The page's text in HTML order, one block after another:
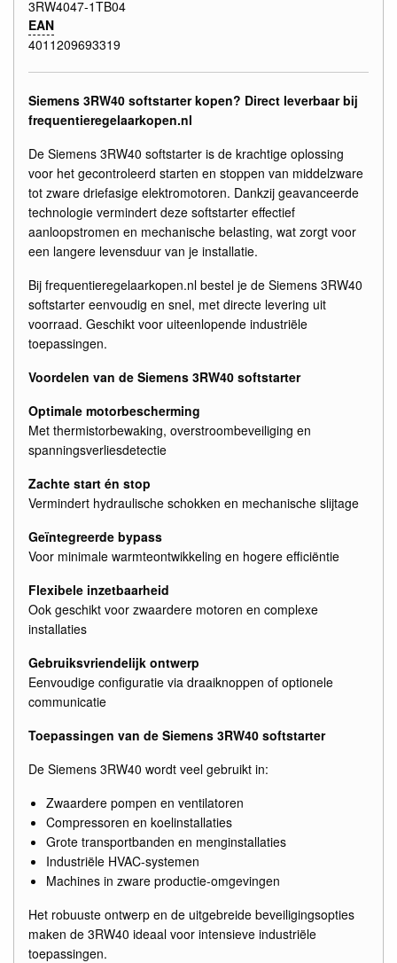
3RW4047-1TB04
EAN
4011209693319
Siemens 3RW40 softstarter kopen? Direct leverbaar bij
frequentieregelaarkopen.nl
De Siemens 3RW40 softstarter is de krachtige oplossing
voor het gecontroleerd starten en stoppen van middelzware
tot zware driefasige elektromotoren. Dankzij geavanceerde
technologie vermindert deze softstarter effectief
aanloopstromen en mechanische belasting, wat zorgt voor
een langere levensduur van je installatie.
Bij frequentieregelaarkopen.nl bestel je de Siemens 3RW40
softstarter eenvoudig en snel, met directe levering uit
voorraad. Geschikt voor uiteenlopende industriële
toepassingen.
Voordelen van de Siemens 3RW40 softstarter
Optimale motorbescherming
Met thermistorbewaking, overstroombeveiliging en
spanningsverliesdetectie
Zachte start én stop
Vermindert hydraulische schokken en mechanische slijtage
Geïntegreerde bypass
Voor minimale warmteontwikkeling en hogere efficiëntie
Flexibele inzetbaarheid
Ook geschikt voor zwaardere motoren en complexe
installaties
Gebruiksvriendelijk ontwerp
Eenvoudige configuratie via draaiknoppen of optionele
communicatie
Toepassingen van de Siemens 3RW40 softstarter
De Siemens 3RW40 wordt veel gebruikt in:
Zwaardere pompen en ventilatoren
Compressoren en koelinstallaties
Grote transportbanden en menginstallaties
Industriële HVAC-systemen
Machines in zware productie-omgevingen
Het robuuste ontwerp en de uitgebreide beveiligingsopties
maken de 3RW40 ideaal voor intensieve industriële
toepassingen.